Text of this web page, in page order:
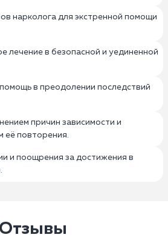
нарколога для экстренной помощи
лечение в безопасной и уединенной
помощь в преодолении последствий
причин зависимости и
её повторения.
и поощрения за достижения в
Отзывы